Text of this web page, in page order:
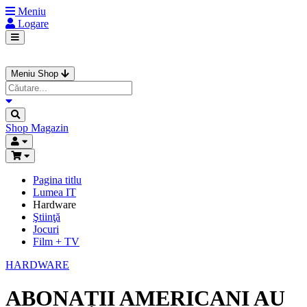
Meniu
Logare
Meniu Shop
Shop Magazin
Pagina titlu
Lumea IT
Hardware
Ştiinţă
Jocuri
Film + TV
HARDWARE
ABONAȚII AMERICANI AU